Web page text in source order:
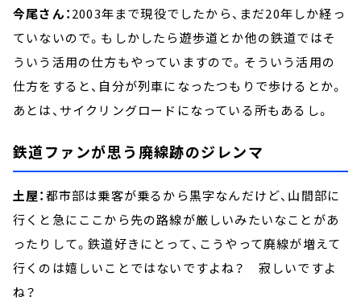
今尾さん：2003年まで現役でしたから、まだ20年しか経っ
ていないので。もしかしたら遊歩道とか他の鉄道ではそ
ういう活用の仕方もやっていますので。そういう活用の
仕方をすると、自分が列車になったつもりで歩けるとか。
あとは、サイクリングロードになっている所もあるし。
鉄道ファンが思う廃線跡のジレンマ
土屋：都市部は乗客が乗るから黒字なんだけど、山間部に
行くと急にここから先の路線が厳しいみたいなことがあ
ったりして。鉄道好きにとって、こうやって廃線が増えて
行くのは嬉しいことではないですよね？ 寂しいですよ
ね？